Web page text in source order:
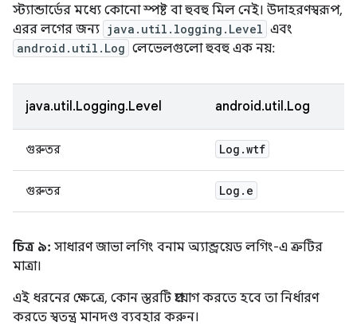
স্ট্যান্ডার্ডের মধ্যে কোনো স্পষ্ট বা হুবহু মিল নেই। উদাহরণস্বরূপ,
এরর লগের জন্য java.util.logging.Level এবং
android.util.Log লেভেলগুলো হুবহু এক নয়:
java.util.Logging.Level android.util.Log
গুরুতর Log .wtf
গুরুতর Log . e
চিত্র ৯: সাধারণ জাভা লগিং বনাম অ্যান্ড্রয়েড লগিং-এ ত্রুটির
মাত্রা।
এই ধরনের ক্ষেত্রে, কোন স্তরটি প্রয়োগ করতে হবে তা নির্ধারণ
করতে স্বতন্ত্র মানদণ্ড ব্যবহার করুন।